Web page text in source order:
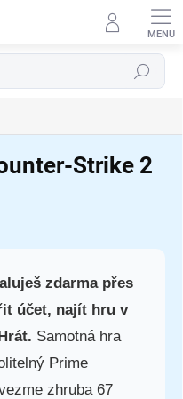
Hledat
Strike 2
zdarma přes
účet, najít hru v
Samotná hra
Prime
zhruba 67